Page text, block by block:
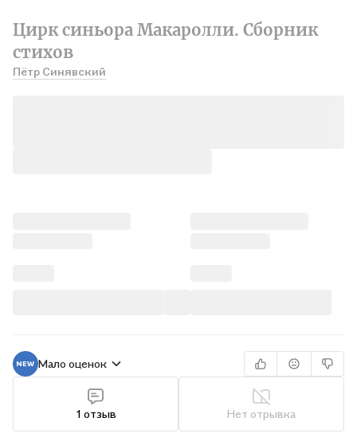
Цирк синьора Макаролли. Сборник
стихов
Пётр Синявский
Мало оценок
1 отзыв Нет отрывка